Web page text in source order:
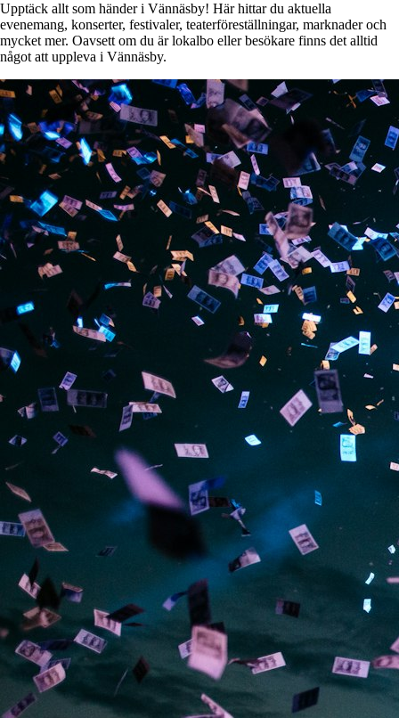
Upptäck allt som händer i Vännäsby! Här hittar du aktuella
evenemang, konserter, festivaler, teaterföreställningar, marknader och
mycket mer. Oavsett om du är lokalbo eller besökare finns det alltid
något att uppleva i Vännäsby.